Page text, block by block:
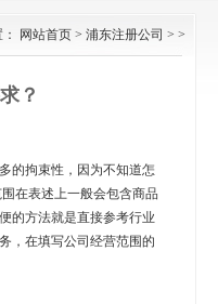
网站首页 > 浦东注册公司 > >
？
的拘束性，因为不知道怎
在表述上一般会包含商品
的方法就是直接参考行业
，在填写公司经营范围的